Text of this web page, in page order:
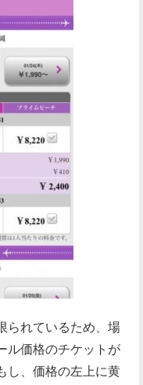
られているため、場
ル価格のチケットが
し、価格の左上に黄